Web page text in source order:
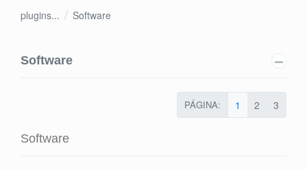
plugins...
Software
Software
PÁGINA: 1 2 3
Software